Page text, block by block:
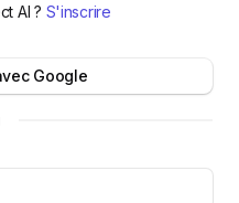
AI ? S'inscrire
Google